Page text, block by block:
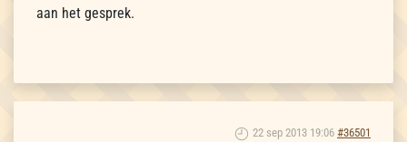
aan het gesprek.
22 sep 2013 19:06 #36501